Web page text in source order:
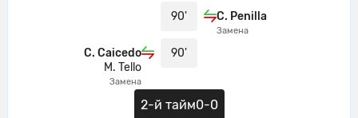
90' C. Penilla
Замена
90'
C. Caicedo
M. Tello
Замена
2-й тайм0-0